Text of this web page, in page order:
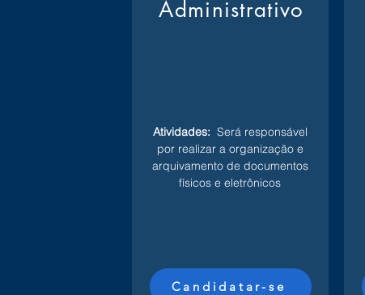
Administrativo
Atividades: Será responsável
por realizar a organização e
arquivamento de documentos
físicos e eletrônicos
Candidatar-se